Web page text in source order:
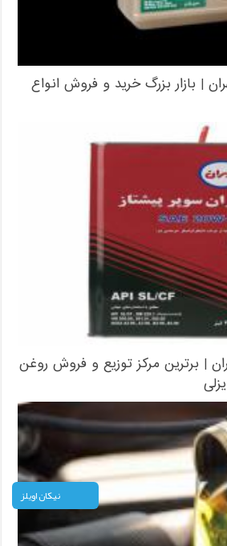
| بازار بزرگ خرید و فروش انواع
| برترین مرکز توزیع و فروش روغن
نیکان اویلز